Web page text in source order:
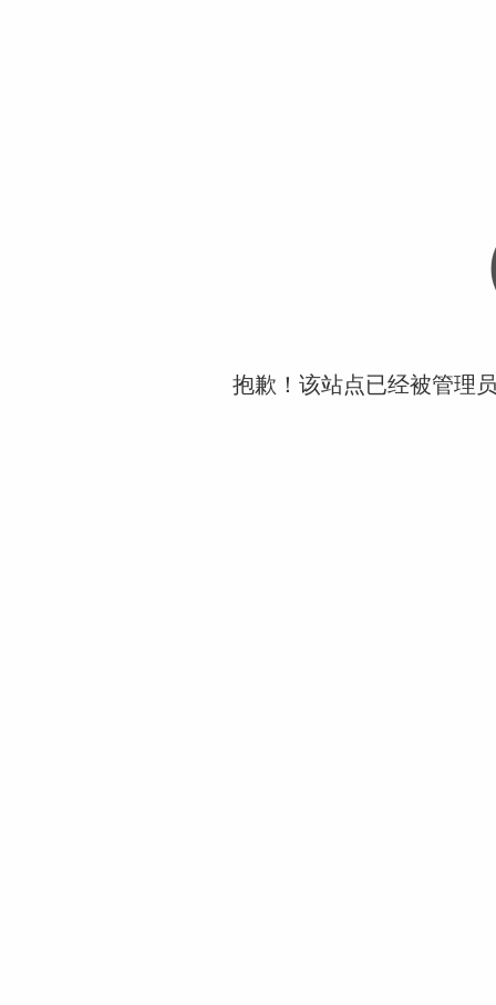
抱歉！该站点已经被管理